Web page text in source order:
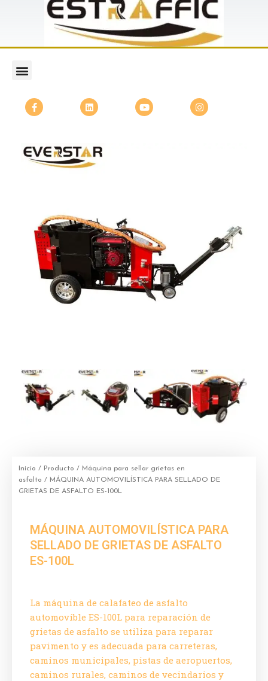
Inicio / Producto / Máquina para sellar grietas en
asfalto / MÁQUINA AUTOMOVILÍSTICA PARA SELLADO DE
GRIETAS DE ASFALTO ES-100L
MÁQUINA AUTOMOVILÍSTICA PARA
SELLADO DE GRIETAS DE ASFALTO
ES-100L
La máquina de calafateo de asfalto
automovible ES-100L para reparación de
grietas de asfalto se utiliza para reparar
pavimento y es adecuada para carreteras,
caminos municipales, pistas de aeropuertos,
caminos rurales, caminos de vecindarios y